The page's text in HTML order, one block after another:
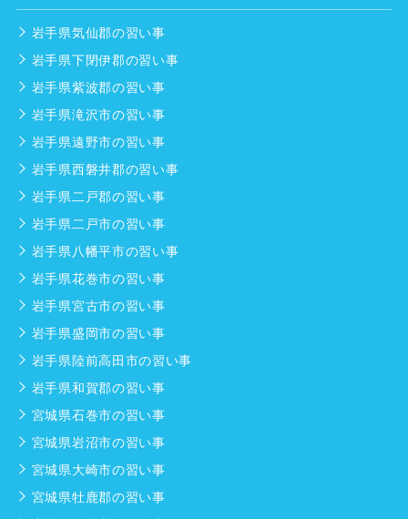
岩手県気仙郡の習い事
岩手県下閉伊郡の習い事
岩手県紫波郡の習い事
岩手県滝沢市の習い事
岩手県遠野市の習い事
岩手県西磐井郡の習い事
岩手県二戸郡の習い事
岩手県二戸市の習い事
岩手県八幡平市の習い事
岩手県花巻市の習い事
岩手県宮古市の習い事
岩手県盛岡市の習い事
岩手県陸前高田市の習い事
岩手県和賀郡の習い事
宮城県石巻市の習い事
宮城県岩沼市の習い事
宮城県大崎市の習い事
宮城県牡鹿郡の習い事